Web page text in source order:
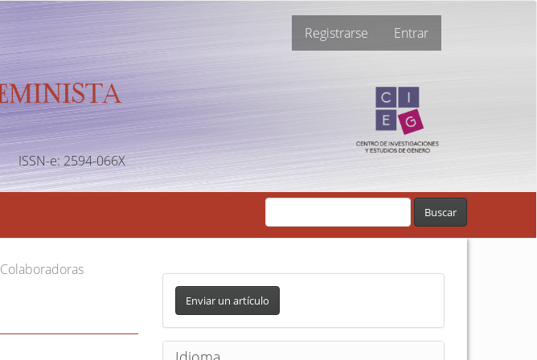
Registrarse Entrar
ISSN-e: 2594-066X
Buscar
Colaboradoras
E
v
i
Enviar un artículo